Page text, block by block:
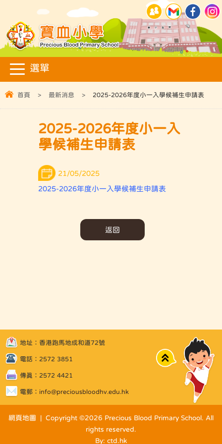
首頁 > 最新消息 > 2025-2026年度小一入學候補生申請表
2025-2026年度小一入
學候補生申請表
21/05/2025
2025-2026年度小一入學候補生申請表
返回
地址：香港跑馬地成和道72號
電話：2572 3851
傳真：2572 4421
電郵： info@preciousbloodhv.edu.hk
Top
網頁地圖 | Copyright ©2026 Precious Blood Primary School. All
rights reserved.
By: ctd.hk